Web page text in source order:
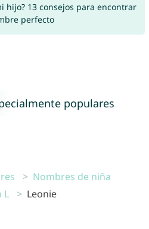
hijo? 13 consejos para encontrar
perfecto
populares
Nombres de niña
L
Leonie